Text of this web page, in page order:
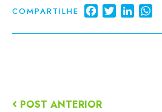
COMPARTILHE FacebookTwitterLinkedIn
POST ANTERIOR